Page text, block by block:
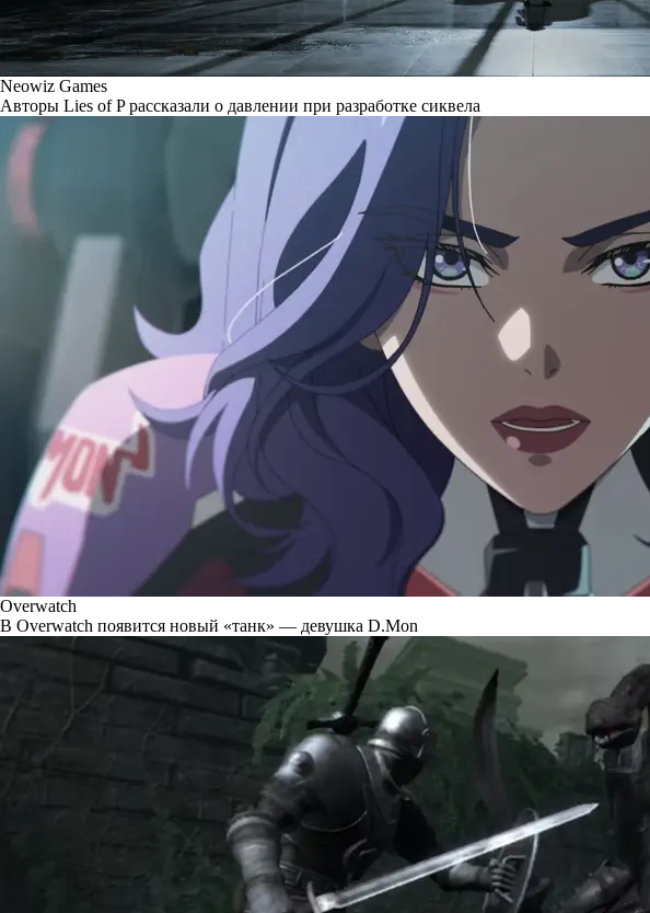
Neowiz Games
Авторы Lies of P рассказали о давлении при разработке сиквела
Overwatch
В Overwatch появится новый «танк» — девушка D.Mon